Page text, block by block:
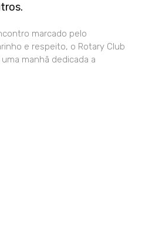
marcado pelo
e respeito, o Rotary Club
manhã dedicada a